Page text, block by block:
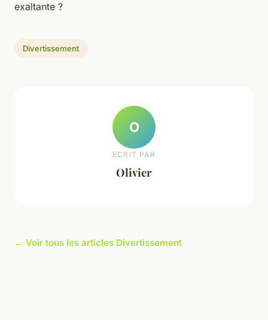
exaltante ?
Divertissement
O
ECRIT PAR
Olivier
← Voir tous les articles Divertissement